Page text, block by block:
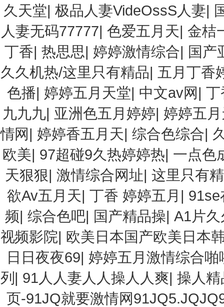
久天堂|极品人妻VideOssS人妻|
人妻无码77777|色爱五月天| 金桔
丁香|热思思| 婷婷激情综合| 国产
久久机热/这里只有精品| 五月丁香
色播| 婷婷五月天堂| 中文av网| 丁
九九九| 亚洲色五月婷婷| 婷婷五
情网| 婷婷香五月天|综合色综合|
欧美| 97超碰9久热婷婷热| 一点色
天狠狠| 激情综合网址| 这里只有
欲Av五月天|丁香 婷婷五月 | 91se
频|综合色吧| 国产精品操|A1片久
视频影院| 欧美日本国产欧美日本
日日夜夜69| 婷婷五月激情综合啪
列 | 91人人妻人人操人人爽|操人精
页-91JQ就要激情网